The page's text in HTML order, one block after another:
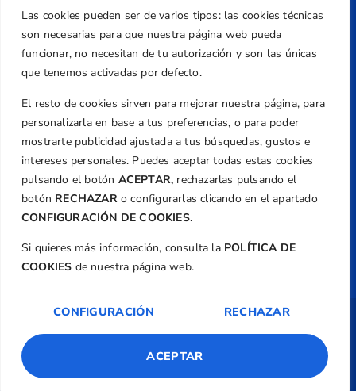
Las cookies pueden ser de varios tipos: las cookies técnicas
son necesarias para que nuestra página web pueda
funcionar, no necesitan de tu autorización y son las únicas
que tenemos activadas por defecto.
El resto de cookies sirven para mejorar nuestra página, para
personalizarla en base a tus preferencias, o para poder
mostrarte publicidad ajustada a tus búsquedas, gustos e
intereses personales. Puedes aceptar todas estas cookies
pulsando el botón ACEPTAR, rechazarlas pulsando el
botón RECHAZARo configurarlas clicando en el apartado
CONFIGURACIÓN DE COOKIES.
Si quieres más información, consulta la POLÍTICA DE
COOKIES de nuestra página web.
CONFIGURACIÓN RECHAZAR
ACEPTAR
+34 961 367 799
Email
federacion@golfcv.com
Aviso Legal
Política de Privacidad
Transparencia
Normativa
Federación
TecnoQuatre